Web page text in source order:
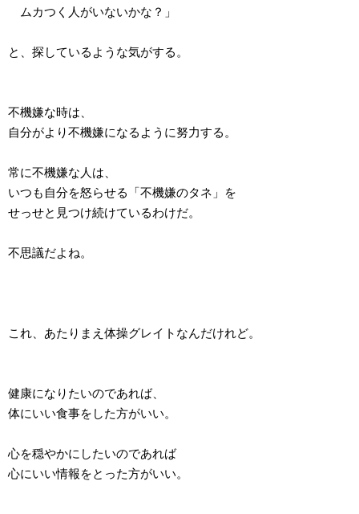
ムカつく人がいないかな？」
と、探しているような気がする。
不機嫌な時は、
自分がより不機嫌になるように努力する。
常に不機嫌な人は、
いつも自分を怒らせる「不機嫌のタネ」を
せっせと見つけ続けているわけだ。
不思議だよね。
これ、あたりまえ体操グレイトなんだけれど。
健康になりたいのであれば、
体にいい食事をした方がいい。
心を穏やかにしたいのであれば
心にいい情報をとった方がいい。